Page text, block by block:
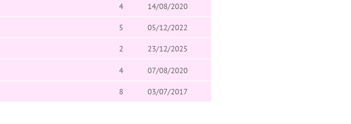
4 14/08/2020
5 05/12/2022
2 23/12/2025
4 07/08/2020
8 03/07/2017